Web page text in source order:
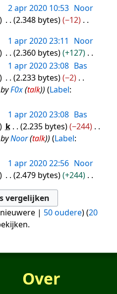
2 apr 2020 10:53 Noor
2.348 bytes
−12
1 apr 2020 23:11
Noor
2.360 bytes
+127
1 apr 2020 23:08 Bas
2.233 bytes
−2
F0x(talk) Label:
1 apr 2020 23:08 Bas
k 2.235 bytes
−244
Noor(talk) Label:
1 apr 2020 22:56 Noor
2.479 bytes
+244
| 50 oudere) (20
Over